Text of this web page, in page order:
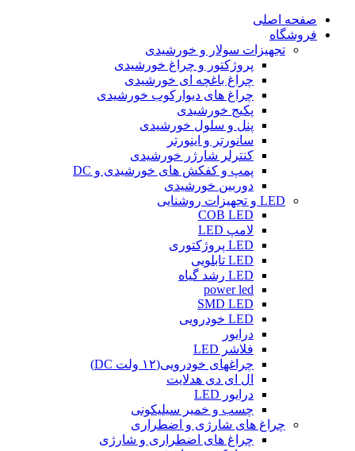
صفحه اصلی
فروشگاه
تجهیزات سولار و خورشیدی
پروژکتور و چراغ خورشیدی
چراغ باغچه ای خورشیدی
چراغ های دیوارکوب خورشیدی
پکیج خورشیدی
پنل و سلول خورشیدی
سانورتر و اینورتر
کنترلر شارژر خورشیدی
پمپ و کفکش های خورشیدی و DC
دوربین خورشیدی
LED و تجهیزات روشنایی
COB LED
لامپ LED
LED پروژکتوری
LED تابلویی
LED رشد گیاه
power led
SMD LED
LED خودرویی
درایور
فلاشر LED
چراغهای خودرویی(۱۲ ولت DC)
ال ای دی هدلایت
درایور LED
چسب و خمیر سیلیکونی
چراغ های شارژی و اضطراری
چراغ های اضطراری و شارژی